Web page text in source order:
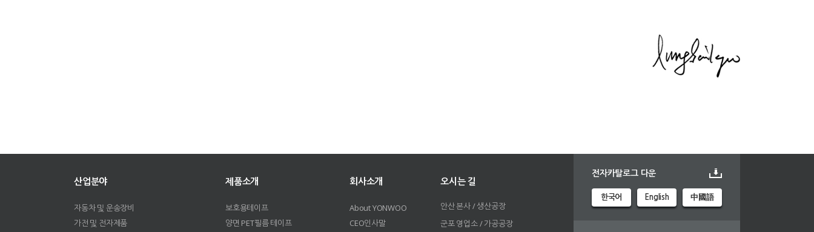
산업분야
자동차 및 운송장비
가전 및 전자제품
제품소개
보호용테이프
양면 PET필름 테이프
회사소개
About YONWOO
CEO인사말
오시는 길
안산 본사 / 생산공장
군포 영업소 / 가공공장
전자카탈로그 다운
한국어 English 中國語